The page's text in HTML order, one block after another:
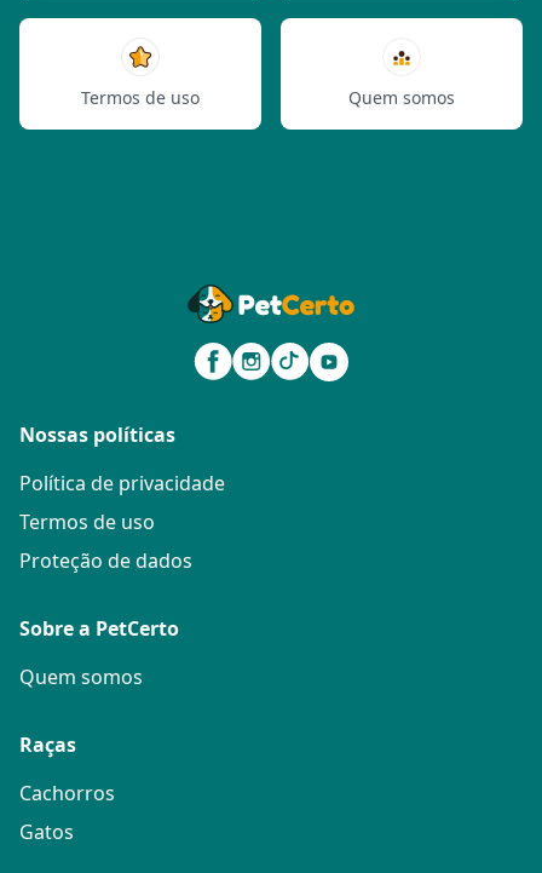
Termos de uso Quem somos
Nossas políticas
Política de privacidade
Termos de uso
Proteção de dados
Sobre a PetCerto
Quem somos
Raças
Cachorros
Gatos